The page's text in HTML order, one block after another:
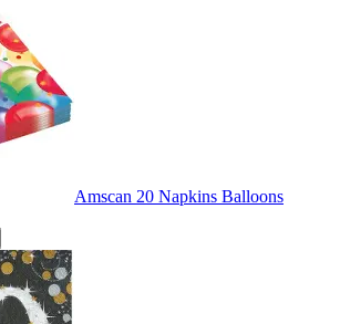
Amscan 20 Napkins Balloons